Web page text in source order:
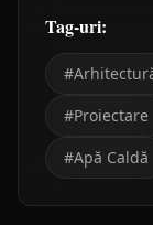
Tag-uri:
#
#Proiectare
#Apă Caldă